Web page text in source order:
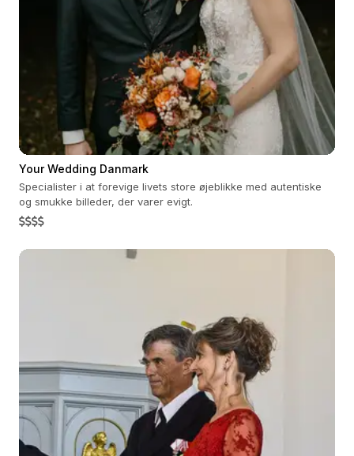
Your Wedding Danmark
Specialister i at forevige livets store øjeblikke med autentiske
og smukke billeder, der varer evigt.